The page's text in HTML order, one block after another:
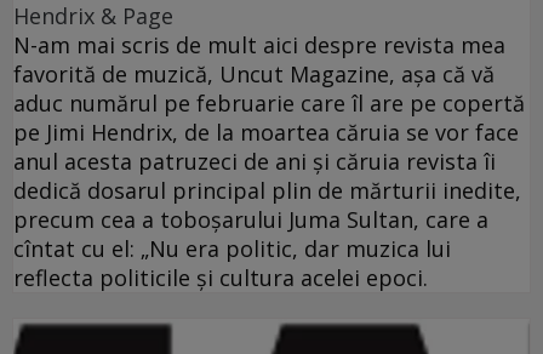
Hendrix & Page
N-am mai scris de mult aici despre revista mea
favorită de muzică, Uncut Magazine, aşa că vă
aduc numărul pe februarie care îl are pe copertă
pe Jimi Hendrix, de la moartea căruia se vor face
anul acesta patruzeci de ani şi căruia revista îi
dedică dosarul principal plin de mărturii inedite,
precum cea a toboşarului Juma Sultan, care a
cîntat cu el: „Nu era politic, dar muzica lui
reflecta politicile şi cultura acelei epoci.